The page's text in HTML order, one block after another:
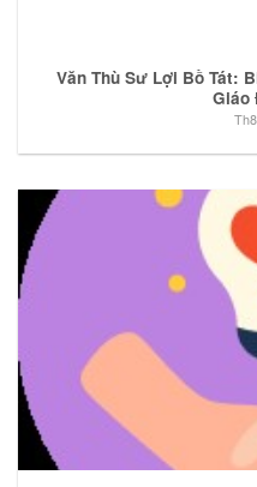
Văn Thù Sư Lợi Bồ Tát:
Giáo